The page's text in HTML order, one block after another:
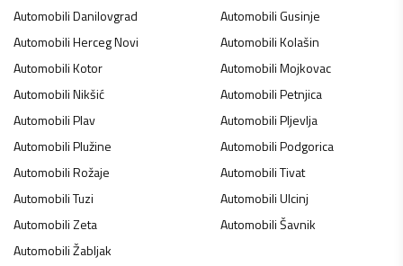
AutomobiliDanilovgrad AutomobiliGusinje
AutomobiliHerceg Novi AutomobiliKolašin
AutomobiliKotor AutomobiliMojkovac
AutomobiliNikšić AutomobiliPetnjica
AutomobiliPlav AutomobiliPljevlja
AutomobiliPlužine AutomobiliPodgorica
AutomobiliRožaje AutomobiliTivat
AutomobiliTuzi AutomobiliUlcinj
AutomobiliZeta AutomobiliŠavnik
AutomobiliŽabljak